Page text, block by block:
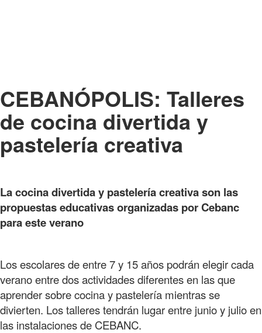
CEBANÓPOLIS: Talleres
de cocina divertida y
pastelería creativa
La cocina divertida y pastelería creativa son las
propuestas educativas organizadas por Cebanc
para este verano
Los escolares de entre 7 y 15 años podrán elegir cada
verano entre dos actividades diferentes en las que
aprender sobre cocina y pastelería mientras se
divierten. Los talleres tendrán lugar entre junio y julio en
las instalaciones de CEBANC.